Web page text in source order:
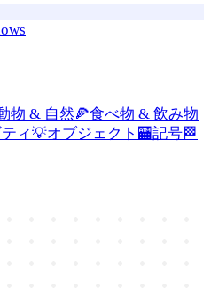
物 & 自然🍕食べ物 & 飲み物
ィ💡オブジェクト 🏧記号🏁